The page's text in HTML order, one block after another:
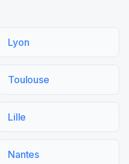
Lyon
Toulouse
Lille
Nantes